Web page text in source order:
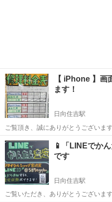
【 iPhone 】画
ます！
日向住吉駅
ご覧頂き、誠にありがとうございま
す。 以前より行っておりますiPhoneの画面交換、バッテリー交換です
が、修理できる機種を拡大致しました！ iPhone7～iPhone12ま
揃え...
宮崎 宮崎市 日向住吉駅
バッテリー
📱「LINEでか
です
日向住吉駅
ご覧いただき、ありがとうございま